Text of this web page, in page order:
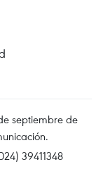
septiembre de
39411348